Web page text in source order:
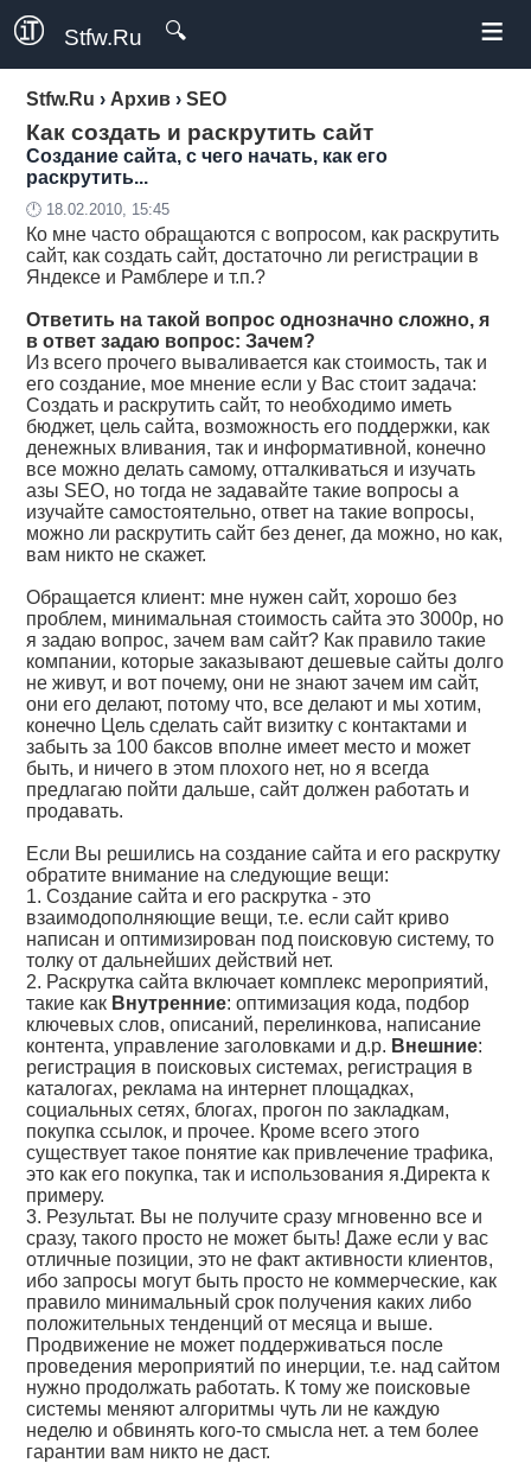
Stfw.Ru 🔍 ≡
Stfw.Ru › Архив ›SEO
Как создать и раскрутить сайт
Создание сайта, с чего начать, как его
раскрутить...
🕛 18.02.2010, 15:45
Ко мне часто обращаются с вопросом, как раскрутить
сайт, как создать сайт, достаточно ли регистрации в
Яндексе и Рамблере и т.п.?
Ответить на такой вопрос однозначно сложно, я
в ответ задаю вопрос: Зачем?
Из всего прочего вываливается как стоимость, так и
его создание, мое мнение если у Вас стоит задача:
Создать и раскрутить сайт, то необходимо иметь
бюджет, цель сайта, возможность его поддержки, как
денежных вливания, так и информативной, конечно
все можно делать самому, отталкиваться и изучать
азы SEO, но тогда не задавайте такие вопросы а
изучайте самостоятельно, ответ на такие вопросы,
можно ли раскрутить сайт без денег, да можно, но как,
вам никто не скажет.
Обращается клиент: мне нужен сайт, хорошо без
проблем, минимальная стоимость сайта это 3000р, но
я задаю вопрос, зачем вам сайт? Как правило такие
компании, которые заказывают дешевые сайты долго
не живут, и вот почему, они не знают зачем им сайт,
они его делают, потому что, все делают и мы хотим,
конечно Цель сделать сайт визитку с контактами и
забыть за 100 баксов вполне имеет место и может
быть, и ничего в этом плохого нет, но я всегда
предлагаю пойти дальше, сайт должен работать и
продавать.
Если Вы решились на создание сайта и его раскрутку
обратите внимание на следующие вещи:
1. Создание сайта и его раскрутка - это
взаимодополняющие вещи, т.е. если сайт криво
написан и оптимизирован под поисковую систему, то
толку от дальнейших действий нет.
2. Раскрутка сайта включает комплекс мероприятий,
такие как Внутренние: оптимизация кода, подбор
ключевых слов, описаний, перелинкова, написание
контента, управление заголовками и д.р. Внешние:
регистрация в поисковых системах, регистрация в
каталогах, реклама на интернет площадках,
социальных сетях, блогах, прогон по закладкам,
покупка ссылок, и прочее. Кроме всего этого
существует такое понятие как привлечение трафика,
это как его покупка, так и использования я.Директа к
примеру.
3. Результат. Вы не получите сразу мгновенно все и
сразу, такого просто не может быть! Даже если у вас
отличные позиции, это не факт активности клиентов,
ибо запросы могут быть просто не коммерческие, как
правило минимальный срок получения каких либо
положительных тенденций от месяца и выше.
Продвижение не может поддерживаться после
проведения мероприятий по инерции, т.е. над сайтом
нужно продолжать работать. К тому же поисковые
системы меняют алгоритмы чуть ли не каждую
неделю и обвинять кого-то смысла нет. а тем более
гарантии вам никто не даст.